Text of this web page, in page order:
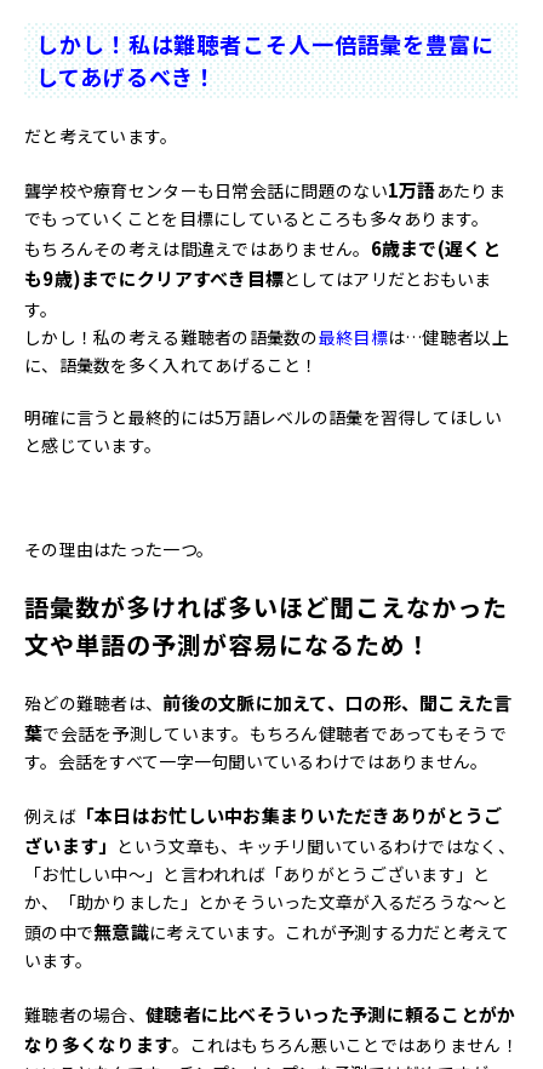
しかし！私は難聴者こそ人一倍語彙を豊富に
してあげるべき！
だと考えています。
聾学校や療育センターも日常会話に問題のない1万語あたりま
でもっていくことを目標にしているところも多々あります。
もちろんその考えは間違えではありません。 6歳まで(遅くと
も9歳)までにクリアすべき目標としてはアリだとおもいま
す。
しかし！私の考える難聴者の語彙数の最終目標は…健聴者以上
に、語彙数を多く入れてあげること！
明確に言うと最終的には5万語レベルの語彙を習得してほしい
と感じています。
その理由はたった一つ。
語彙数が多ければ多いほど聞こえなかった
文や単語の予測が容易になるため！
殆どの難聴者は、 前後の文脈に加えて、口の形、聞こえた言
葉で会話を予測しています。もちろん健聴者であってもそうで
す。会話をすべて一字一句聞いているわけではありません。
例えば「本日はお忙しい中お集まりいただきありがとうご
ざいます」 という文章も、キッチリ聞いているわけではなく、
「お忙しい中～」と言われれば「ありがとうございます」と
か、「助かりました」とかそういった文章が入るだろうな～と
頭の中で無意識に考えています。これが予測する力だと考えて
います。
難聴者の場合、 健聴者に比べそういった予測に頼ることがか
なり多くなります。これはもちろん悪いことではありません！